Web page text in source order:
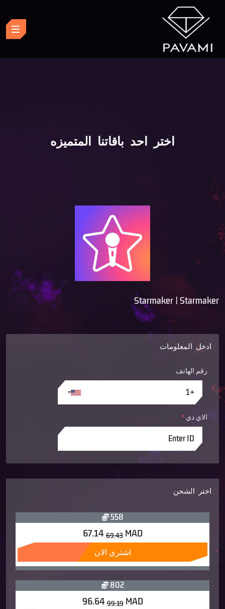
اختر احد باقاتنا المتميزه
Starmaker | Starmaker
ادخل المعلومات
رقم الهاتف
الاي دي *
اختر الشحن
558
MAD
69.43
67.14
اشتري الان
802
MAD
99.19
96.64